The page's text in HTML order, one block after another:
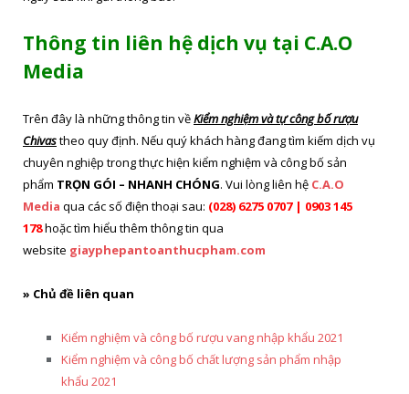
Thông tin liên hệ dịch vụ tại C.A.O
Media
Trên đây là những thông tin vềKiểm nghiệm và tự công bố rượu
Chivastheo quy định. Nếu quý khách hàng đang tìm kiếm dịch vụ
chuyên nghiệp trong thực hiện kiểm nghiệm và công bố sản
phẩm TRỌN GÓI – NHANH CHÓNG. Vui lòng liên hệ C.A.O
Media qua các số điện thoại sau: (028) 6275 0707 | 0903 145
178hoặc tìm hiểu thêm thông tin qua
website giayphepantoanthucpham.com
» Chủ đề liên quan
Kiểm nghiệm và công bố rượu vang nhập khẩu 2021
Kiểm nghiệm và công bố chất lượng sản phẩm nhập
khẩu 2021